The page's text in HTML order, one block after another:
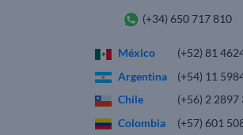
(+34) 650 717 810
México
(+52) 81
Argentina
(+54) 11
Chile
(+56) 2 2897
Colombia
(+57) 601